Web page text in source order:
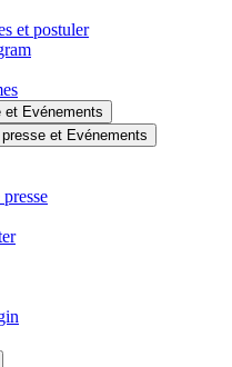
et postuler
et Evénements
et Evénements